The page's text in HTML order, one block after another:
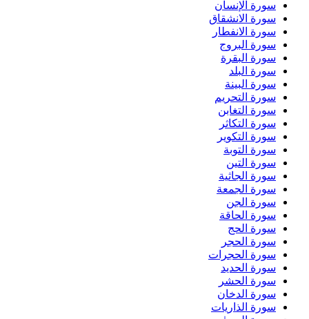
سورة الإنسان
سورة الانشقاق
سورة الانفطار
سورة البروج
سورة البقرة
سورة البلد
سورة البينة
سورة التحريم
سورة التغابن
سورة التكاثر
سورة التكوير
سورة التوبة
سورة التين
سورة الجاثية
سورة الجمعة
سورة الجن
سورة الحاقة
سورة الحج
سورة الحجر
سورة الحجرات
سورة الحديد
سورة الحشر
سورة الدخان
سورة الذاريات